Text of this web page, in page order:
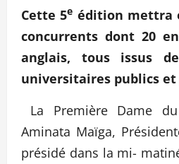
Cette 5e édition mettra
concurrents dont 20
anglais, tous issus
universitaires publics et
La Première Dame
Aminata Maïga,
présidé dans la mi-